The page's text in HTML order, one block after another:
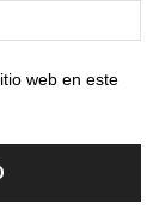
web en este